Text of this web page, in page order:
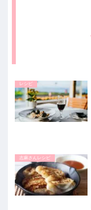
レシピ
志麻さんレシピ